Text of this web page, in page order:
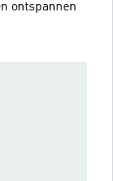
ontspannen